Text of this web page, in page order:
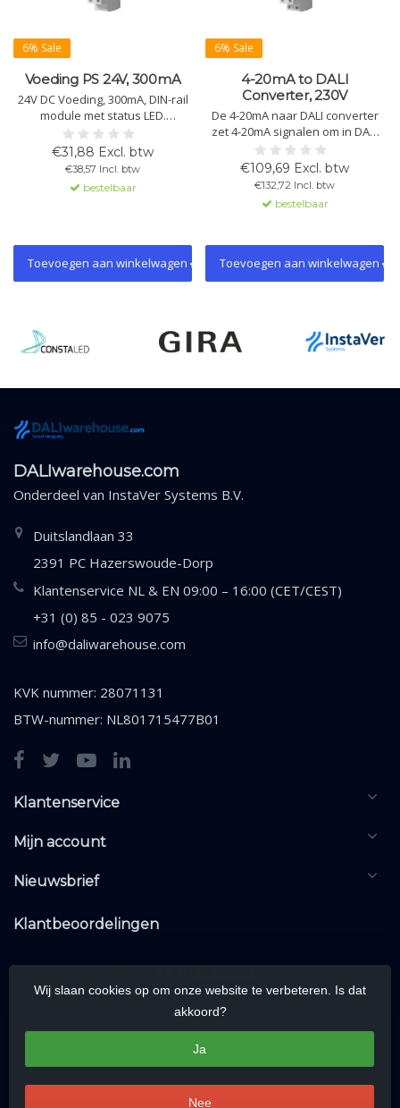
6% Sale
Voeding PS 24V, 300mA
24V DC Voeding, 300mA, DIN-rail
module met status LED.
Omgevingstemperatuur: -20°C
tot +55°C, IP20 bescherming.
Ingangsspanning: 230V AC, Max.
stroom: 50mA. Ideaal voor DALI-2
Displays en IoT Gateways.
€31,88 Excl. btw
€38,57 Incl. btw
bestelbaar
Toevoegen aan winkelwagen
6% Sale
4-20mA to DALI
Converter, 230V
De 4-20mA naar DALI converter
zet 4-20mA signalen om in DALI
dimwaarden. Dit modulaire
apparaat is geschikt voor
montage op een DIN-rail en biedt
geïntegreerde DALI-voeding voor
maximaal 10 belastingen.
€109,69 Excl. btw
€132,72 Incl. btw
bestelbaar
Toevoegen aan winkelwagen
DALIwarehouse.com
Onderdeel van InstaVer Systems B.V.
Duitslandlaan 33
2391 PC Hazerswoude-Dorp
Klantenservice NL & EN 09:00 – 16:00 (CET/CEST)
+31 (0) 85 - 023 9075
info@daliwarehouse.com
KVK nummer: 28071131
BTW-nummer: NL801715477B01
Klantenservice
Mijn account
Nieuwsbrief
Klantbeoordelingen
Wij slaan cookies op om onze website te verbeteren. Is dat
akkoord?
Ja
Nee